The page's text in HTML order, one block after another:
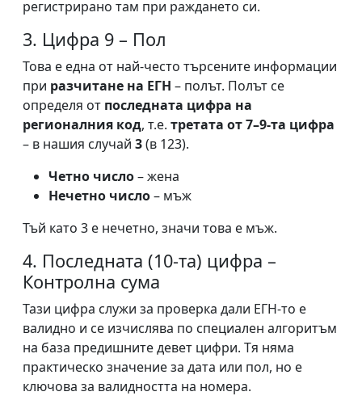
регистрирано там при раждането си.
3. Цифра 9 – Пол
Това е една от най-често търсените информации
при разчитане на ЕГН – полът. Полът се
определя от последната цифра на
регионалния код, т.е. третата от 7–9-та цифра
– в нашия случай 3(в 123).
Четно число– жена
Нечетно число– мъж
Тъй като 3 е нечетно, значи това е мъж.
4. Последната (10-та) цифра –
Контролна сума
Тази цифра служи за проверка дали ЕГН-то е
валидно и се изчислява по специален алгоритъм
на база предишните девет цифри. Тя няма
практическо значение за дата или пол, но е
ключова за валидността на номера.